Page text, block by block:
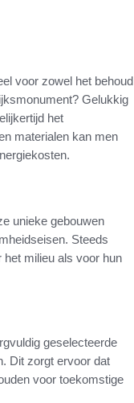
voor zowel het behoud
Gelukkig
het
materialen kan men
unieke gebouwen
Steeds
milieu als voor hun
geselecteerde
Dit zorgt ervoor dat
voor toekomstige